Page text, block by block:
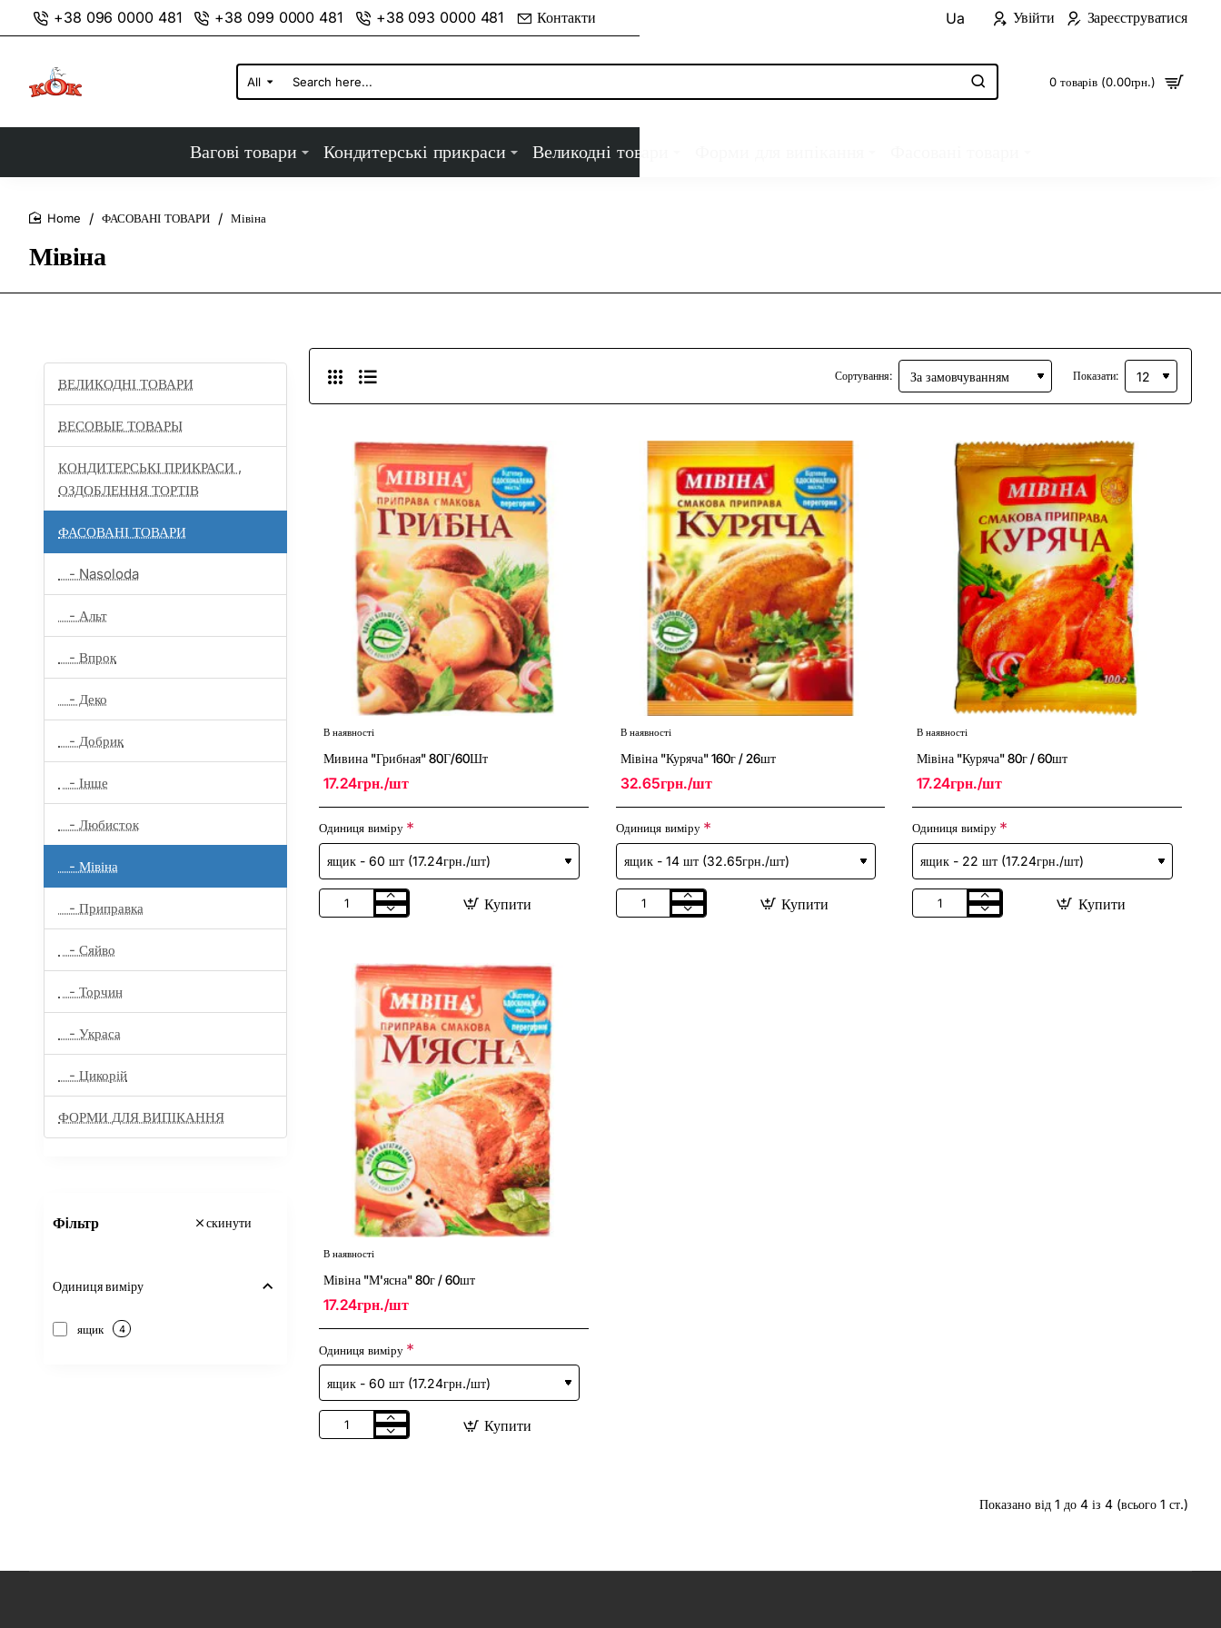
+38 096 0000 481 +38 099 0000 481 +38 093 0000 481 Контакти Ua Увійти Зареєструватися
All
Search
here...
0 товарів (0.00грн.)
Вагові товари Кондитерські прикраси Великодні товари
Мівіна
ФАСОВАНІ ТОВАРИ Мівіна
ВЕЛИКОДНІ ТОВАРИ
ВЕСОВЫЕ ТОВАРЫ
КОНДИТЕРСЬКІ ПРИКРАСИ ,
ОЗДОБЛЕННЯ ТОРТІВ
ФАСОВАНІ ТОВАРИ
- Nasoloda
- Альт
- Впрок
- Деко
- Добрик
- Інше
- Любисток
- Мівіна
- Приправка
- Сяйво
- Торчин
- Украса
- Цикорій
ФОРМИ ДЛЯ ВИПІКАННЯ
Фiльтр скинути
Одиниця виміру
ящик 4
Сортування: Показати:
В наявності
Мивина "Грибная" 80Г/60Шт
17.24грн./шт
Одиниця виміру
Мивина
Купити
В наявності
Мівіна "Куряча" 160г / 26шт
32.65грн./шт
Одиниця виміру
Мівіна
Купити
В наявності
Мівіна "Куряча" 80г / 60шт
17.24грн./шт
Одиниця виміру
Мівіна
Купити
В наявності
Мівіна "М'ясна" 80г / 60шт
17.24грн./шт
Одиниця виміру
Мівіна
Купити
Показано від 1 до 4 із 4 (всього 1 ст.)